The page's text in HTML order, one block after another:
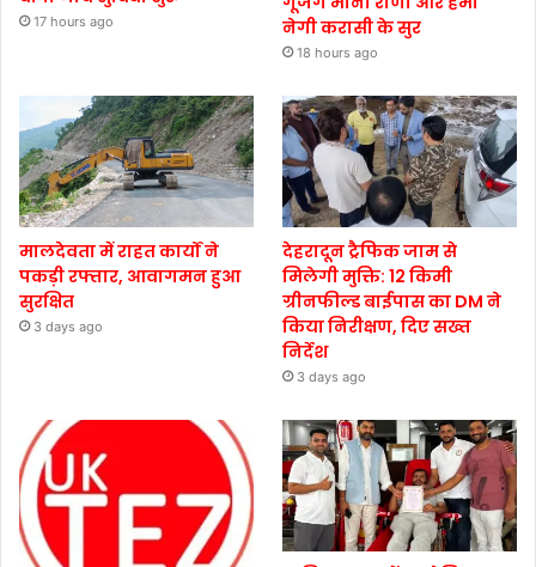
17 hours ago
नेगी करासी के सुर
18 hours ago
मालदेवता में राहत कार्यों ने
पकड़ी रफ्तार, आवागमन हुआ
सुरक्षित
3 days ago
देहरादून ट्रैफिक जाम से
मिलेगी मुक्ति: 12 किमी
ग्रीनफील्ड बाईपास का DM ने
किया निरीक्षण, दिए सख्त
निर्देश
3 days ago